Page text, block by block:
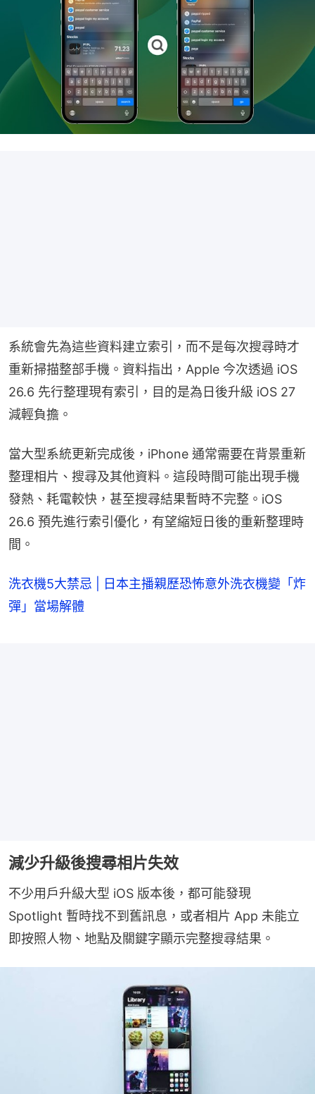
系統會先為這些資料建立索引，而不是每次搜尋時才
重新掃描整部手機。資料指出，Apple 今次透過 iOS
26.6 先行整理現有索引，目的是為日後升級 iOS 27
減輕負擔。
當大型系統更新完成後，iPhone 通常需要在背景重新
整理相片、搜尋及其他資料。這段時間可能出現手機
發熱、耗電較快，甚至搜尋結果暫時不完整。iOS
26.6 預先進行索引優化，有望縮短日後的重新整理時
間。
洗衣機5大禁忌 | 日本主播親歷恐怖意外洗衣機變「炸
彈」當場解體
減少升級後搜尋相片失效
不少用戶升級大型 iOS 版本後，都可能發現
Spotlight 暫時找不到舊訊息，或者相片 App 未能立
即按照人物、地點及關鍵字顯示完整搜尋結果。